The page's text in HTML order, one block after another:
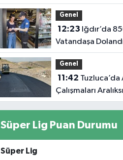
Büyükbaş
'dijital kimlik'
başladı
Genel
12:23
Vatandaşa
Uyarısı: “Polis ve
Para İstemez”
Genel
11:42
Çalışmaları
Sürüyor: 1.700
Süper Lig Puan Durumu
Süper Lig